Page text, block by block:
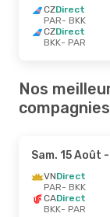
CZDirect
PAR- BKK
CZDirect
BKK- PAR
Nos
Sam. 15 Août
VNDirect
PAR- BKK
CADirect
BKK- PAR